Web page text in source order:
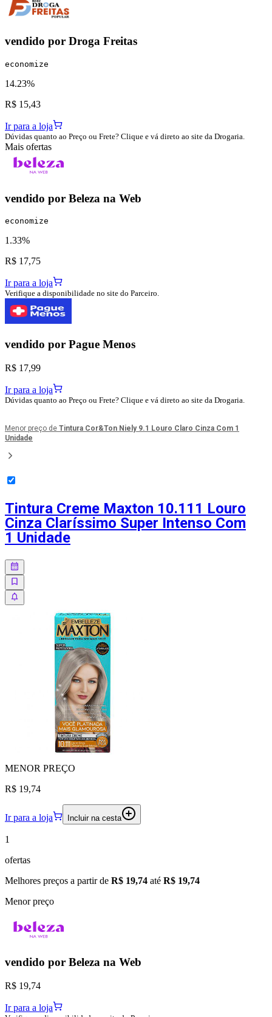
vendido por Droga Freitas
economize
14.23%
R$ 15,43
Ir para a loja
Dúvidas quanto ao Preço ou Frete? Clique e vá direto ao site da Drogaria.
Mais ofertas
vendido por Beleza na Web
economize
1.33%
R$ 17,75
Ir para a loja
Verifique a disponibilidade no site do Parceiro.
vendido por Pague Menos
R$ 17,99
Ir para a loja
Dúvidas quanto ao Preço ou Frete? Clique e vá direto ao site da Drogaria.
Menor preço de Tintura Cor&Ton Niely 9.1 Louro Claro Cinza Com 1
Unidade
Tintura Creme Maxton 10.111 Louro
Cinza Claríssimo Super Intenso Com
1 Unidade
MENOR PREÇO
R$ 19,74
Ir para a loja Incluir na cesta
1
ofertas
Melhores preços a partir de R$ 19,74 até R$ 19,74
Menor preço
vendido por Beleza na Web
R$ 19,74
Ir para a loja